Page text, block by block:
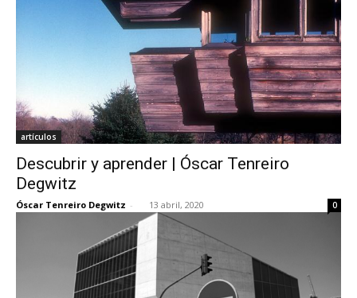
artículos
Descubrir y aprender | Óscar Tenreiro
Degwitz
Óscar Tenreiro Degwitz - 13 abril, 2020 0